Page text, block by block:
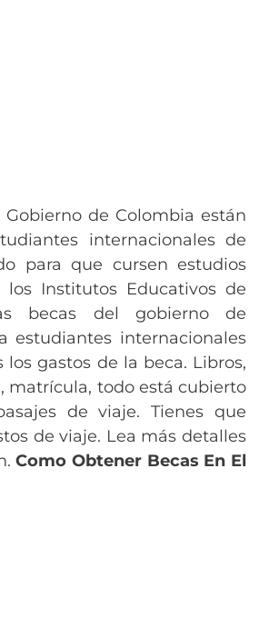
Gobierno de Colombia están
internacionales de
para que cursen estudios
los Institutos Educativos de
becas del gobierno de
estudiantes internacionales
los gastos de la beca. Libros,
matrícula, todo está cubierto
de viaje. Tienes que
de viaje. Lea más detalles
Como Obtener Becas En El